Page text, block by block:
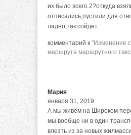
их было всего 2?откуда
отписались,пустили для
ладно,так сойдет
комментарий к "Изменение
маршрута маршрутного
Мария
января 31, 2019
А мы живём на Широком
мы вообще ни в один
влезть из за новых